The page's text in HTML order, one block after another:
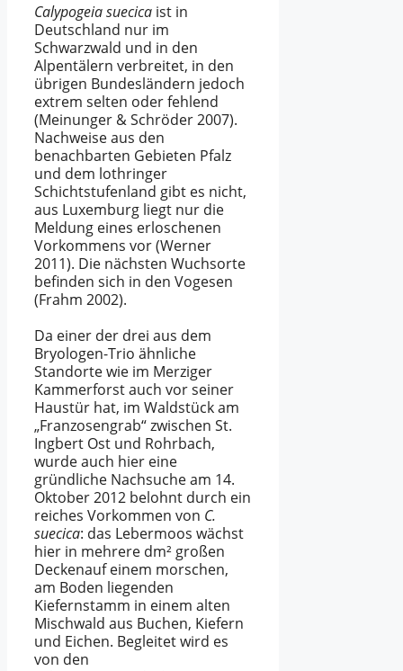
Calypogeia suecica ist in
Deutschland nur im
Schwarzwald und in den
Alpentälern verbreitet, in den
übrigen Bundesländern jedoch
extrem selten oder fehlend
(Meinunger & Schröder 2007).
Nachweise aus den
benachbarten Gebieten Pfalz
und dem lothringer
Schichtstufenland gibt es nicht,
aus Luxemburg liegt nur die
Meldung eines erloschenen
Vorkommens vor (Werner
2011). Die nächsten Wuchsorte
befinden sich in den Vogesen
(Frahm 2002).
Da einer der drei aus dem
Bryologen-Trio ähnliche
Standorte wie im Merziger
Kammerforst auch vor seiner
Haustür hat, im Waldstück am
„Franzosengrab“ zwischen St.
Ingbert Ost und Rohrbach,
wurde auch hier eine
gründliche Nachsuche am 14.
Oktober 2012 belohnt durch ein
reiches Vorkommen von C.
suecica: das Lebermoos wächst
hier in mehrere dm² großen
Deckenauf einem morschen,
am Boden liegenden
Kiefernstamm in einem alten
Mischwald aus Buchen, Kiefern
und Eichen. Begleitet wird es
von den